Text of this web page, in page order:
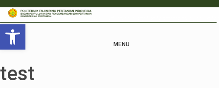
Open toolbar
MENU
test